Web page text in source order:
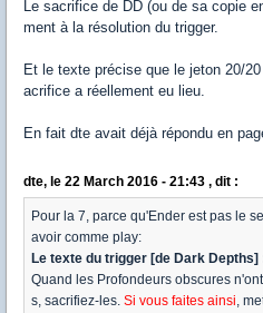
Le sacrifice de DD (ou de sa copie
ment à la résolution du trigger.
Et le texte précise que le jeton 20/
acrifice a réellement eu lieu.
En fait dte avait déjà répondu en
dte, le 22 March 2016 - 21:43 , dit :
Pour la 7, parce qu'Ender est pas le
avoir comme play:
Le texte du trigger [de Dark Depths]
Quand les Profondeurs obscures
s, sacrifiez-les. Si vous faites ainsi ,